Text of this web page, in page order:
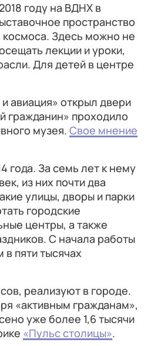
году на ВДНХ в
пространство
космоса. Здесь можно не
лекции и уроки,
Для детей в центре
авиация» открыл двери
гражданин» проходило
музея. Свое мнение
года. За семь лет к нему
из них почти два
улицы, дворы и парки
городские
центры, а также
С начала работы
в пяти тысячах
реализуют в городе.
«активным гражданам»,
уже более 1,6 тысячи
«Пульс столицы».